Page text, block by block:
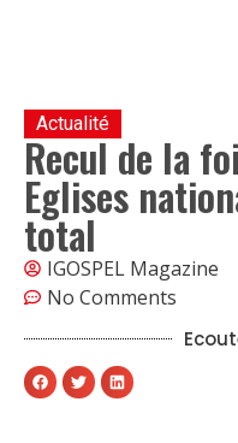
Actualité
Recul de la
Eglises
total
IGOSPEL Magazine
No Comments